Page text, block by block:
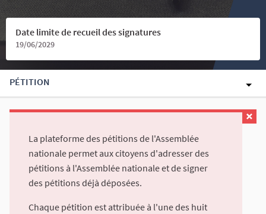
Date limite de recueil des signatures
19/06/2029
PÉTITION
La plateforme des pétitions de l'Assemblée
nationale permet aux citoyens d'adresser des
pétitions à l'Assemblée nationale et de signer
des pétitions déjà déposées.
Chaque pétition est attribuée à l'une des huit